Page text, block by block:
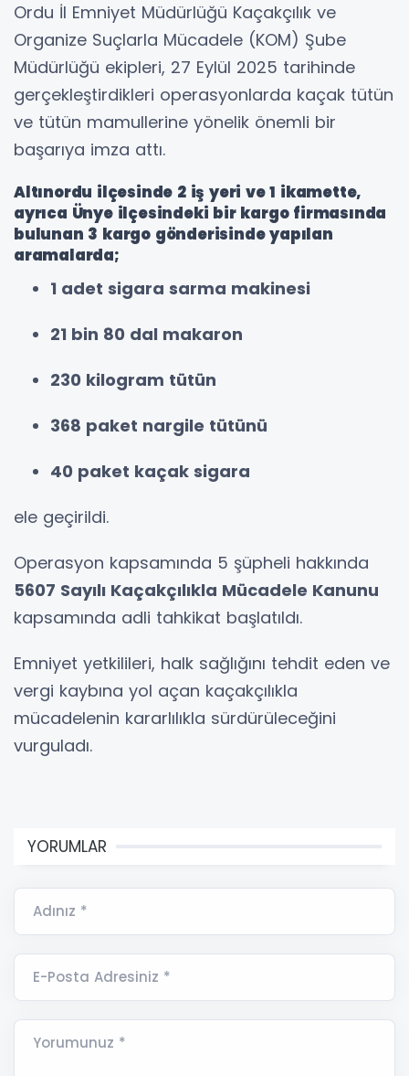
Ordu İl Emniyet Müdürlüğü Kaçakçılık ve
Organize Suçlarla Mücadele (KOM) Şube
Müdürlüğü ekipleri, 27 Eylül 2025 tarihinde
gerçekleştirdikleri operasyonlarda kaçak tütün
ve tütün mamullerine yönelik önemli bir
başarıya imza attı.
Altınordu ilçesinde 2 iş yeri ve 1 ikamette,
ayrıca Ünye ilçesindeki bir kargo firmasında
bulunan 3 kargo gönderisinde yapılan
aramalarda;
1 adet sigara sarma makinesi
21 bin 80 dal makaron
230 kilogram tütün
368 paket nargile tütünü
40 paket kaçak sigara
ele geçirildi.
Operasyon kapsamında 5 şüpheli hakkında
5607 Sayılı Kaçakçılıkla Mücadele Kanunu
kapsamında adli tahkikat başlatıldı.
Emniyet yetkilileri, halk sağlığını tehdit eden ve
vergi kaybına yol açan kaçakçılıkla
mücadelenin kararlılıkla sürdürüleceğini
vurguladı.
YORUMLAR
Adınız *
E-Posta Adresiniz *
Yorumunuz *